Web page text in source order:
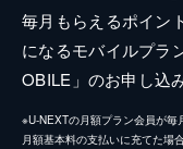
毎月もらえるポイン
になるモバイルプラ
OBILE」のお申し込
※U-NEXTの月額プラン会員が
月額基本料の支払いに充てた場合